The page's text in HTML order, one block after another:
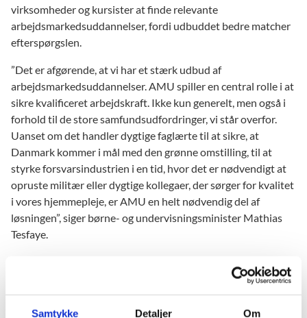
Samtykke Detaljer Om
virksomheder og kursister at finde relevante
arbejdsmarkedsuddannelser, fordi udbuddet bedre matcher
efterspørgslen.
”Det er afgørende, at vi har et stærk udbud af
arbejdsmarkedsuddannelser. AMU spiller en central rolle i at
sikre kvalificeret arbejdskraft. Ikke kun generelt, men også i
forhold til de store samfundsudfordringer, vi står overfor.
Uanset om det handler dygtige faglærte til at sikre, at
Danmark kommer i mål med den grønne omstilling, til at
styrke forsvarsindustrien i en tid, hvor det er nødvendigt at
opruste militær eller dygtige kollegaer, der sørger for kvalitet
i vores hjemmepleje, er AMU en helt nødvendig del af
løsningen”, siger børne- og undervisningsminister Mathias
Tesfaye.
Dato